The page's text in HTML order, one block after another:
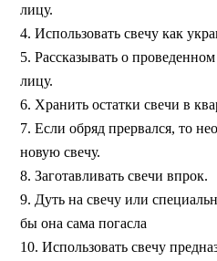
лицу.
4. Использовать свечу как
5. Рассказывать о
лицу.
6. Хранить остатки свечи в
7. Если обряд прервался, то
новую свечу.
8. Заготавливать свечи впрок.
9. Дуть на свечу или
бы она сама погасла
10. Использовать свечу